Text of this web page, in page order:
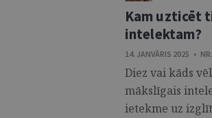
Kam uzticēt
intelektam?
14. JANVĀRIS 2025 •
Diez vai kāds
mākslīgais
ietekme uz